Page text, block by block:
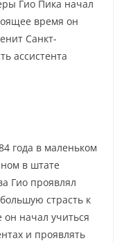
Гио Пика начал
время он
Санкт-
ассистента
года в маленьком
в штате
Гио проявлял
страсть к
он начал учиться
и проявлять